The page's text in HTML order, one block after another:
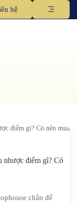
hệ
nhược điểm gì? Có
chân đế